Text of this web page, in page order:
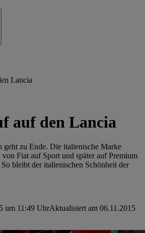
Lancia
auf den Lancia
geht zu Ende. Die italienische Marke
Fiat auf Sport und später auf Premium
bleibt der italienischen Schönheit der
um 11:49 UhrAktualisiert am 06.11.2015